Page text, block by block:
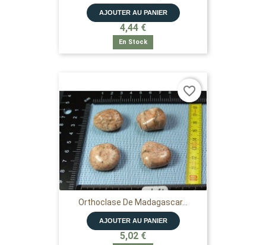
AJOUTER AU PANIER
4,44 €
En Stock
Orthoclase De Madagascar...
AJOUTER AU PANIER
5,02 €
favorite_border